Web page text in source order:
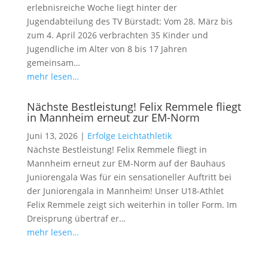
erlebnisreiche Woche liegt hinter der
Jugendabteilung des TV Bürstadt: Vom 28. März bis
zum 4. April 2026 verbrachten 35 Kinder und
Jugendliche im Alter von 8 bis 17 Jahren
gemeinsam…
mehr lesen…
Nächste Bestleistung! Felix Remmele fliegt
in Mannheim erneut zur EM-Norm
Juni 13, 2026| Erfolge Leichtathletik
Nächste Bestleistung! Felix Remmele fliegt in
Mannheim erneut zur EM-Norm auf der Bauhaus
Juniorengala Was für ein sensationeller Auftritt bei
der Juniorengala in Mannheim! Unser U18-Athlet
Felix Remmele zeigt sich weiterhin in toller Form. Im
Dreisprung übertraf er…
mehr lesen…